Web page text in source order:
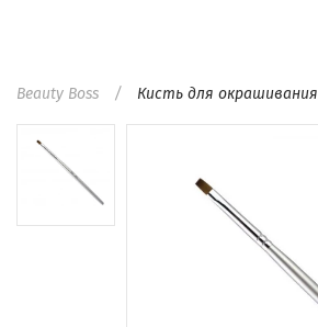
Beauty Boss Кисть для окрашивания